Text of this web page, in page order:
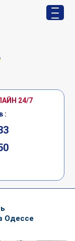
24/7
:
Одессе